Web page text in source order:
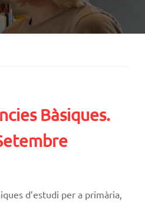
Bàsiques.
d’estudi per a primària,